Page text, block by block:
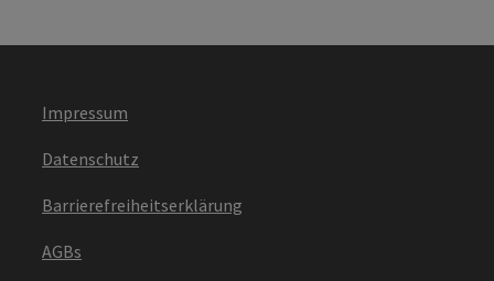
Impressum
Datenschutz
Barrierefreiheitserklärung
AGBs